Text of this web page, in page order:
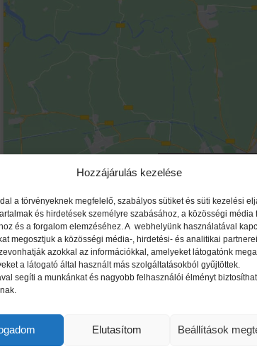
Hozzájárulás kezelése
a törvényeknek megfelelő, szabályos sütiket és süti kezelési
és hirdetések személyre szabásához, a közösségi média
és a forgalom elemzéséhez. A webhelyünk használatával
megosztjuk a közösségi média-, hirdetési- és analitikai
azokkal az információkkal, amelyeket látogatónk
a látogató által használt más szolgáltatásokból gyűjtöttek.
segíti a munkánkat és nagyobb felhasználói élményt
Elutasítom Beállítások
Click to accept